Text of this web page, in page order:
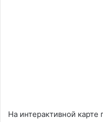
На интерактивной карте